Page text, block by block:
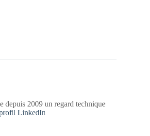
depuis 2009 un regard technique
LinkedIn